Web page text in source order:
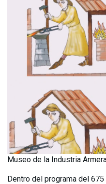
Museo de la Industria
Dentro del programa del